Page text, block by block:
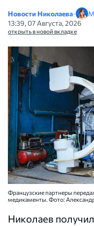
Новости Николаева•
13:39, 07 Августа, 2026
открыть в новой вкладке
Французские партнеры
медикаменты. Фото:
Николаев